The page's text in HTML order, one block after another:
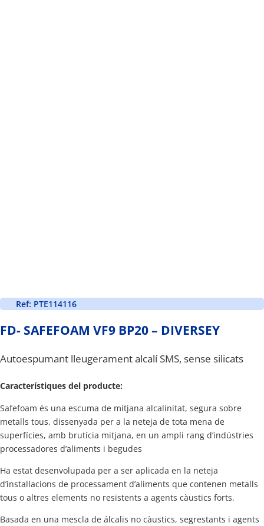
Ref: PTE114116
FD- SAFEFOAM VF9 BP20 – DIVERSEY
Autoespumant lleugerament alcalí SMS, sense silicats
Característiques del producte:
Safefoam és una escuma de mitjana alcalinitat, segura sobre
metalls tous, dissenyada per a la neteja de tota mena de
superfícies, amb brutícia mitjana, en un ampli rang d’indústries
processadores d’aliments i begudes
Ha estat desenvolupada per a ser aplicada en la neteja
d’instal·lacions de processament d’aliments que contenen metalls
tous o altres elements no resistents a agents càustics forts.
Basada en una mescla de álcalis no càustics, segrestants i agents